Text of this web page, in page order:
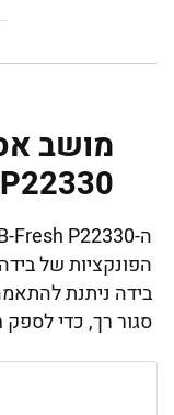
הפונקציות של
בידה ניתנת
סגור רך, כדי לספק